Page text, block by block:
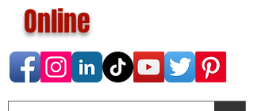
Online